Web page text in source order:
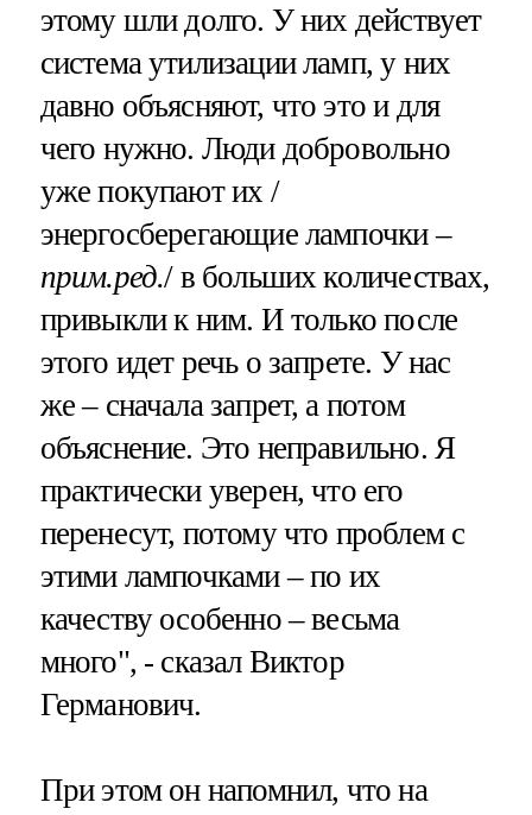
этому шли долго. У них действует
система утилизации ламп, у них
давно объясняют, что это и для
чего нужно. Люди добровольно
уже покупают их /
энергосберегающие лампочки –
прим.ред./ в больших количествах,
привыкли к ним. И только после
этого идет речь о запрете. У нас
же – сначала запрет, а потом
объяснение. Это неправильно. Я
практически уверен, что его
перенесут, потому что проблем с
этими лампочками – по их
качеству особенно – весьма
много", - сказал Виктор
Германович.
При этом он напомнил, что на